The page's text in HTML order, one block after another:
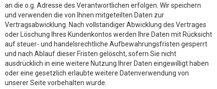
an die o.g. Adresse des Verantwortlichen erfolgen. Wir speichern
und verwenden die von Ihnen mitgeteilten Daten zur
Vertragsabwicklung. Nach vollständiger Abwicklung des Vertrages
oder Löschung Ihres Kundenkontos werden Ihre Daten mit Rücksicht
auf steuer- und handelsrechtliche Aufbewahrungsfristen gesperrt
und nach Ablauf dieser Fristen gelöscht, sofern Sie nicht
ausdrücklich in eine weitere Nutzung Ihrer Daten eingewilligt haben
oder eine gesetzlich erlaubte weitere Datenverwendung von
unserer Seite vorbehalten wurde.